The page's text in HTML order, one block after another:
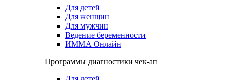
Для детей
Для женщин
Для мужчин
Ведение беременности
ИММА Онлайн
Программы диагностики чек-ап